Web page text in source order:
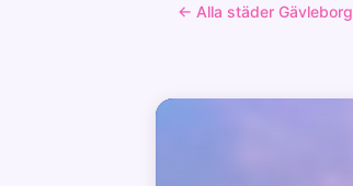
← Alla städer Gävleborg